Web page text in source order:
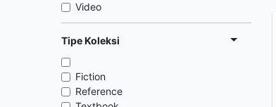
Video
Tipe Koleksi
Fiction
Reference